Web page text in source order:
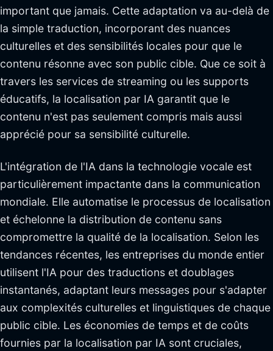
important que jamais. Cette adaptation va au-delà de
la simple traduction, incorporant des nuances
culturelles et des sensibilités locales pour que le
contenu résonne avec son public cible. Que ce soit à
travers les services de streaming ou les supports
éducatifs, la localisation par IA garantit que le
contenu n'est pas seulement compris mais aussi
apprécié pour sa sensibilité culturelle.
L'intégration de l'IA dans la technologie vocale est
particulièrement impactante dans la communication
mondiale. Elle automatise le processus de localisation
et échelonne la distribution de contenu sans
compromettre la qualité de la localisation. Selon les
tendances récentes, les entreprises du monde entier
utilisent l'IA pour des traductions et doublages
instantanés, adaptant leurs messages pour s'adapter
aux complexités culturelles et linguistiques de chaque
public cible. Les économies de temps et de coûts
fournies par la localisation par IA sont cruciales,